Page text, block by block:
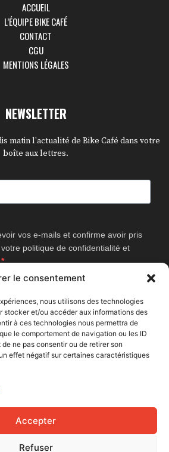
le consentement
nous utilisons des technologies
stocker et/ou accéder aux informations des
à ces technologies nous permettra de
le comportement de navigation ou les ID
ne pas consentir ou de retirer son
effet négatif sur certaines caractéristiques
Accepter
Refuser
ACCUEIL
L’ÉQUIPE BIKE CAFÉ
CONTACT
CGU
MENTIONS LÉGALES
NEWSLETTER
matin l'actualité de Bike Café dans votre
boîte aux lettres.
vos e-mails et confirme avoir pris
politique de confidentialité et
à tout moment en cliquant sur le lien
Café mesure l'ouverture des
les contenus proposés.
NOUS SUIVRE